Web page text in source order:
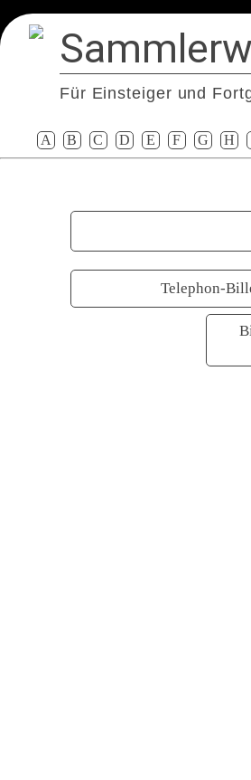
Für Einsteiger und
A B C D E F G H
Telephon-